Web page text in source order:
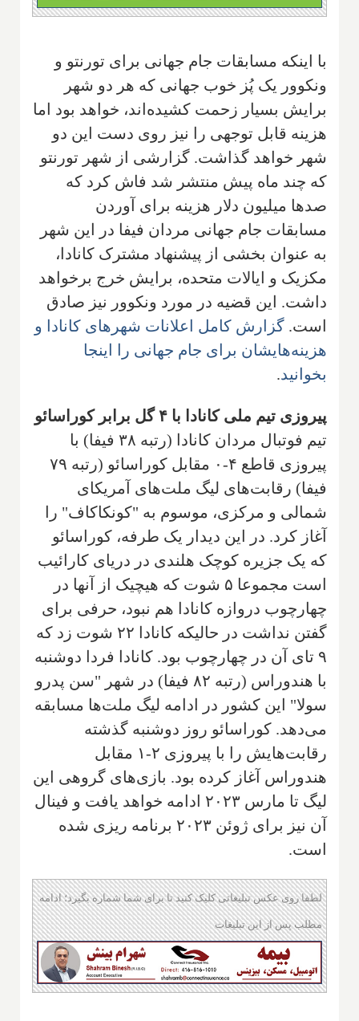
با اینکه مسابقات جام جهانی برای تورنتو و
ونکوور یک پُز خوب جهانی که هر دو شهر
برایش بسیار زحمت کشیده‌اند، خواهد بود اما
هزینه قابل توجهی را نیز روی دست این دو
شهر خواهد گذاشت. گزارشی از شهر تورنتو
که چند ماه پیش منتشر شد فاش کرد که
صدها میلیون دلار هزینه برای آوردن
مسابقات جام جهانی مردان فیفا در این شهر
به عنوان بخشی از پیشنهاد مشترک کانادا،
مکزیک و ایالات متحده، برایش خرج برخواهد
داشت. این قضیه در مورد ونکوور نیز صادق
است. گزارش کامل اعلانات شهرهای کانادا و
هزینه‌هایشان برای جام جهانی را اینجا
بخوانید.
پیروزی تیم ملی کانادا با ۴ گل برابر کوراسائو
تیم فوتبال مردان کانادا (رتبه ۳۸ فیفا) با
پیروزی قاطع ۴-۰ مقابل کوراسائو (رتبه ۷۹
فیفا) رقابت‌های لیگ ملت‌های آمریکای
شمالی و مرکزی، موسوم به "کونکاکاف" را
آغاز کرد. در این دیدار یک طرفه، کوراسائو
که یک جزیره کوچک هلندی در دریای کارائیب
است مجموعا ۵ شوت که هیچیک از آنها در
چهارچوب دروازه کانادا هم نبود، حرفی برای
گفتن نداشت در حالیکه کانادا ۲۲ شوت زد که
۹ تای آن در چهارچوب بود. کانادا فردا دوشنبه
با هندوراس (رتبه ۸۲ فیفا) در شهر "سن پدرو
سولا" این کشور در ادامه لیگ ملت‌ها مسابقه
می‌دهد. کوراسائو روز دوشنبه گذشته
رقابت‌هایش را با پیروزی ۲-۱ مقابل
هندوراس آغاز کرده بود. بازی‌های گروهی این
لیگ تا مارس ۲۰۲۳ ادامه خواهد یافت و فینال
آن نیز برای ژوئن ۲۰۲۳ برنامه ریزی شده
است.
لطفا روی عکس تبلیغاتی کلیک کنید تا برای شما شماره بگیرد؛ ادامه
مطلب پس از این تبلیغات